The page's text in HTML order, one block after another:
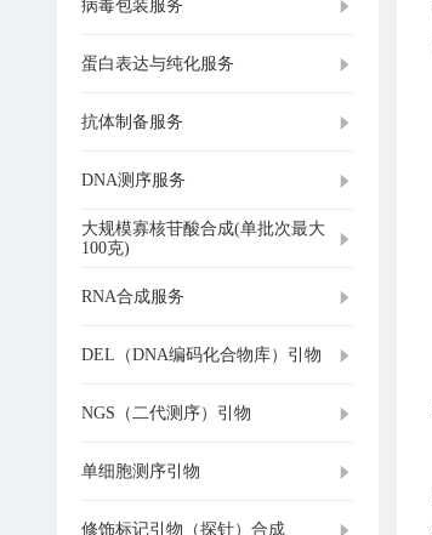
病毒包装服务
蛋白表达与纯化服务
抗体制备服务
DNA测序服务
大规模寡核苷酸合成(单批次最大
100克)
RNA合成服务
DEL（DNA编码化合物库）引物
NGS（二代测序）引物
单细胞测序引物
修饰标记引物（探针）合成